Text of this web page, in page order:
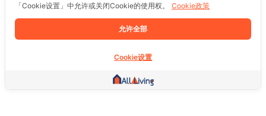
「Cookie设置」中允许或关闭Cookie的使用权。
Cookie政策
允许全部
Cookie设置